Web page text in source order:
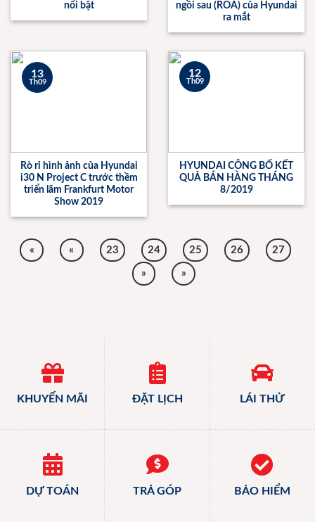
nổi bật
ngồi sau (ROA) của Hyundai
ra mắt
Rò rỉ hình ảnh của Hyundai
i30 N Project C trước thềm
triển lãm Frankfurt Motor
Show 2019
13
Th09
HYUNDAI CÔNG BỐ KẾT
QUẢ BÁN HÀNG THÁNG
8/2019
12
Th09
« « 23 24 25 26 27
» »
KHUYẾN MÃI ĐẶT LỊCH LÁI THỬ
DỰ TOÁN TRẢ GÓP BẢO HIỂM